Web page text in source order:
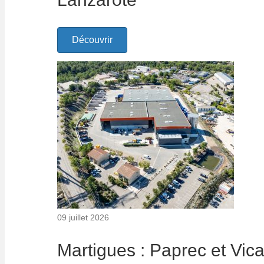
Découvrir
09 juillet 2026
Martigues : Paprec et